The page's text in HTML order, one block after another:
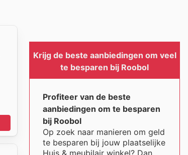
Krijg de beste aanbiedingen om veel
te besparen bij Roobol
Profiteer van de beste
aanbiedingen om te besparen
bij Roobol
Op zoek naar manieren om geld
te besparen bij jouw plaatselijke
Huis & meubilair winkel? Dan